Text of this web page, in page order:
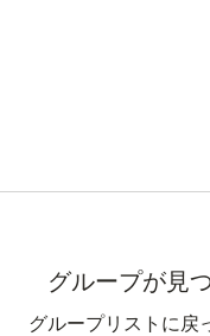
グループが見
グループリストに戻